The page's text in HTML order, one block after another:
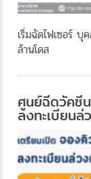
เริ่มฉัดไฟเซอร์
ล้านโดส
ศูนย์ฉีดวัคซี
ลงทะเบียนล่